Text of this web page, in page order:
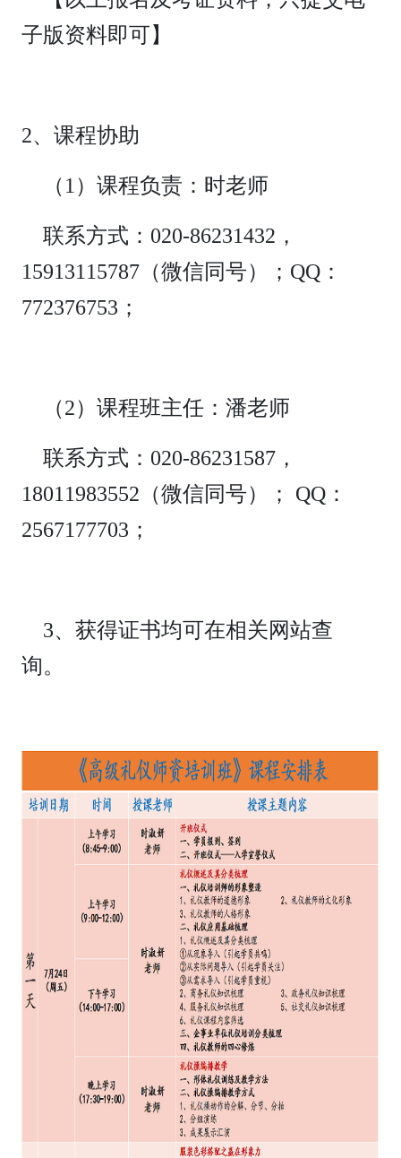
子版资料即可】
2、课程协助
（1）课程负责：时老师
联系方式：020-86231432，
15913115787（微信同号）；QQ：
772376753；
（2）课程班主任：潘老师
联系方式：020-86231587，
18011983552（微信同号）； QQ：
2567177703；
3、获得证书均可在相关网站查
询。